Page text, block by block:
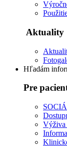
Aktuality
Hľadám
Pre
Výživa